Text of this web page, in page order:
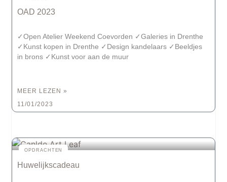
OAD 2023
✓Open Atelier Weekend Coevorden ✓Galeries in Drenthe
✓Kunst kopen in Drenthe ✓Design kandelaars ✓Beeldjes
in brons ✓Kunst voor aan de muur
MEER LEZEN »
11/01/2023
OPDRACHTEN
Huwelijkscadeau